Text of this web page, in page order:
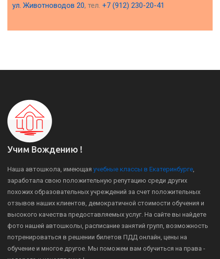
ул. Животноводов 20, тел. +7 (912) 230-20-41
Учим Вождению !
Наша автошкола, имеющая учебные классы в Екатеринбурге
заработала свою положительную репутацию среди других
похожих образовательных учреждений за счет положительных
отзывов наших клиентов, демократичной стоимости обучения и
высокого качества предоставляемых услуг. На сайте вы найдете
фото нашей автошколы, расписание занятий групп, возможность
потренироваться в решении билетов ПДД онлайн, цены на
обучение и многое другое. Мы поможем вам обучиться на права -